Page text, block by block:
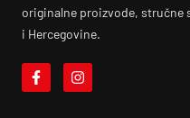
originalne proizvode, stručne
i Hercegovine.